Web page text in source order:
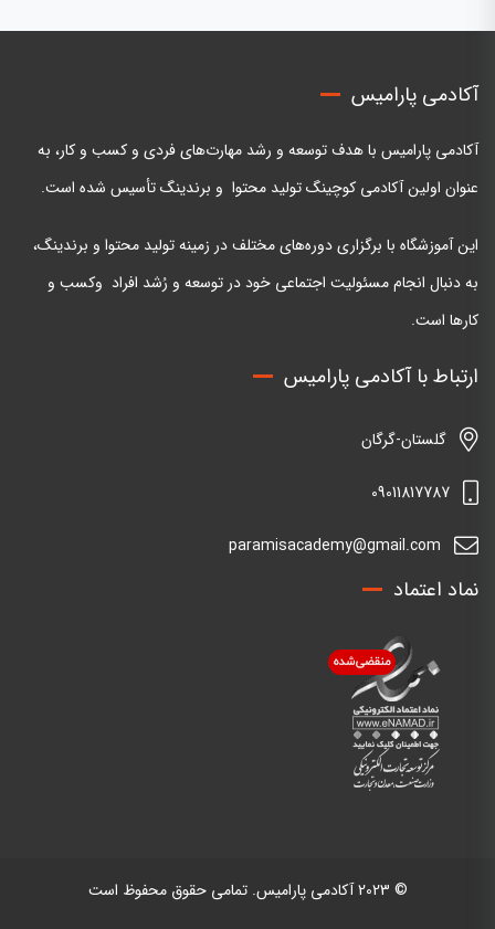
آکادمی پارامیس
آکادمی پارامیس با هدف توسعه و رشد مهارت‌های فردی و کسب و کار، به
عنوان اولین آکادمی کوچینگ تولید محتوا و برندینگ تأسیس شده است.
این آموزشگاه با برگزاری دوره‌های مختلف در زمینه تولید محتوا و برندینگ،
به دنبال انجام مسئولیت اجتماعی خود در توسعه و رُشد افراد وکسب و
کارها است.
ارتباط با آکادمی پارامیس
گلستان-گرگان
09011817787
paramisacademy@gmail.com
نماد اعتماد
© 2023 آکادمی پارامیس. تمامی حقوق محفوظ است